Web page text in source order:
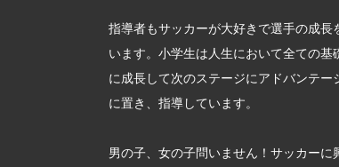
指導者もサッカーが大好きで選手の成長
います。小学生は人生において全ての
に成長して次のステージにアドバンテ
に置き、指導しています。
男の子、女の子問いません！サッカーに